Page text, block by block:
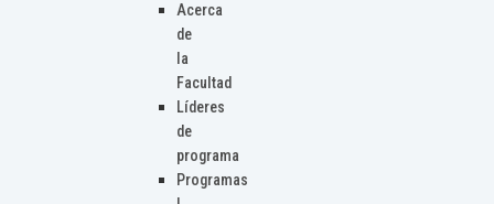
Acerca
de
la
Facultad
Líderes
de
programa
Programas